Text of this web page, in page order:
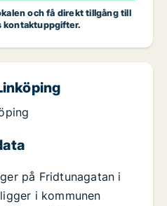
och få direkt tillgång till
kontaktuppgifter.
på Fridtunagatan i
i kommunen